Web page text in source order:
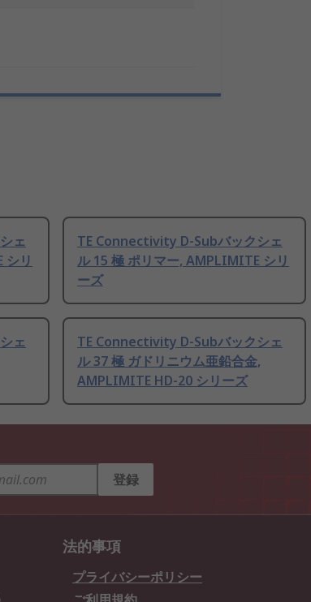
ェ
シリ
TE Connectivity D-Subバックシェ
ル 15 極 ポリマー, AMPLIMITE シリ
ーズ
ェ
TE Connectivity D-Subバックシェ
ル 37 極 ガドリニウム亜鉛合金,
AMPLIMITE HD-20 シリーズ
登録
法的事項
プライバシーポリシー